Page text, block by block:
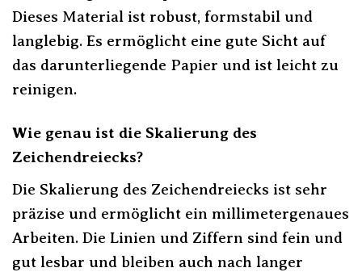
Dieses Material ist robust, formstabil und
langlebig. Es ermöglicht eine gute Sicht auf
das darunterliegende Papier und ist leicht zu
reinigen.
Wie genau ist die Skalierung des
Zeichendreiecks?
Die Skalierung des Zeichendreiecks ist sehr
präzise und ermöglicht ein millimetergenaues
Arbeiten. Die Linien und Ziffern sind fein und
gut lesbar und bleiben auch nach langer